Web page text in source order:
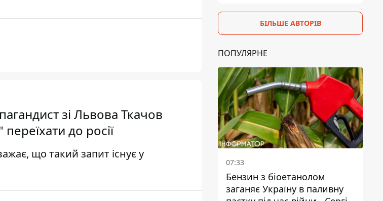
зі Львова Ткачов
до росії
що такий запит існує у
БІЛЬШЕ АВТОРІВ
ПОПУЛЯРНЕ
07:33
Бензин з біоетанолом
заганяє Україну в паливну